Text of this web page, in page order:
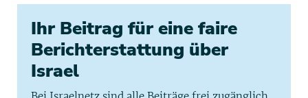
Ihr Beitrag für eine faire
Berichterstattung über
Israel